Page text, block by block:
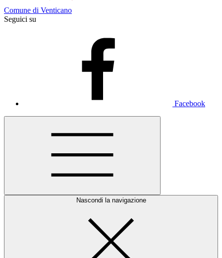
Comune di Venticano
Seguici su
Facebook
Nascondi la navigazione